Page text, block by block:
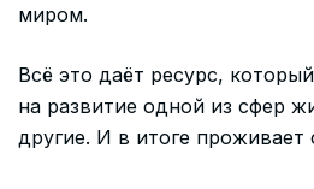
миром.
Всё это даёт ресурс,
на развитие одной из сфер
другие. И в итоге проживает